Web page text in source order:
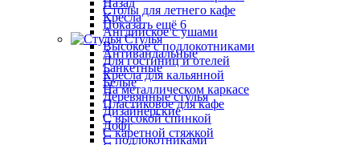
Столы для летнего кафе
Показать ещё 6
Стулья
Антивандальные
Банкетные
Белые
Деревянные стулья
Дизайнерские
Лофт
С подлокотниками
Назад
Кресла
Английское с ушами
Высокое с подлокотниками
Для гостиниц и отелей
Кресла для кальянной
На металлическом каркасе
Пластиковое для кафе
С высокой спинкой
С каретной стяжкой